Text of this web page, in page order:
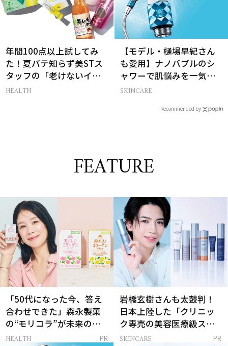
年間100点以上試してみ
た！夏バテ知らず美STス
タッフの「老けないイン
ナーケア」21選
HEALTH
【モデル・樋場早紀さん
も愛用】ナノバブルのシ
ャワーで肌悩みを一気に
解決
SKINCARE
Recommended by
FEATURE
「50代になった今、答え
合わせできた」森永製菓
の“モリコラ”が未来のキ
レイを連れてくる！
HEALTH PR
岩橋玄樹さんも太鼓判！
日本上陸した「クリニッ
ク専売の美容医療級スキ
ンケア」
SKINCARE PR